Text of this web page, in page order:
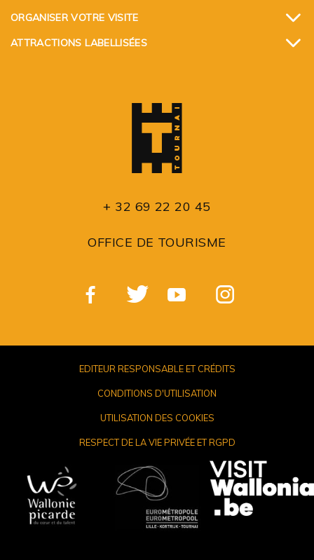
ORGANISER VOTRE VISITE
ATTRACTIONS LABELLISÉES
+ 32 69 22 20 45
OFFICE DE TOURISME
EDITEUR RESPONSABLE ET CRÉDITS
CONDITIONS D'UTILISATION
UTILISATION DES COOKIES
RESPECT DE LA VIE PRIVÉE ET RGPD